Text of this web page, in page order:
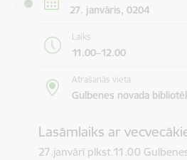
27. janvāris, 0204
Laiks
11.00–12.00
Atrašanās vieta
Gulbenes novada
Lasāmlaiks ar
27.janvārī plkst.11.00